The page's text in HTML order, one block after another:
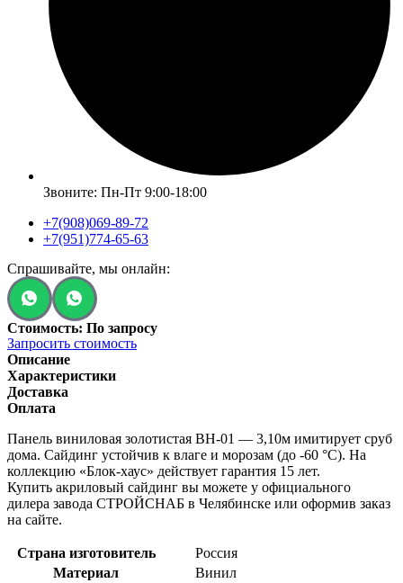
Звоните: Пн-Пт 9:00-18:00
+7(908)069-89-72
+7(951)774-65-63
Спрашивайте, мы онлайн:
Стоимость: По запросу
Запросить стоимость
Описание
Характеристики
Доставка
Оплата
Панель виниловая золотистая BH-01 — 3,10м имитирует сруб
дома. Сайдинг устойчив к влаге и морозам (до -60 °C). На
коллекцию «Блок-хаус» действует гарантия 15 лет.
Купить акриловый сайдинг вы можете у официального
дилера завода СТРОЙСНАБ в Челябинске или оформив заказ
на сайте.
Страна изготовитель
Россия
Материал
Винил